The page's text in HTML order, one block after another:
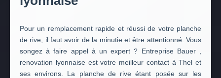
Pour un remplacement rapide et réussi de votre planche
de rive, il faut avoir de la minutie et être attentionné. Vous
songez à faire appel à un expert ? Entreprise Bauer ,
renovation lyonnaise est votre meilleur contact à Thel et
ses environs. La planche de rive étant posée sur les